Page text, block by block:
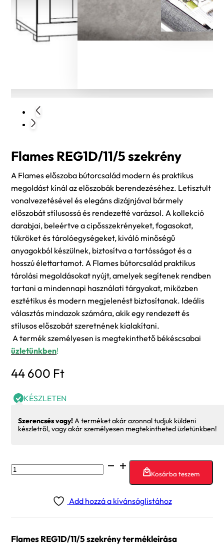
Flames REG1D/11/5 szekrény
A Flames előszoba bútorcsalád modern és praktikus
megoldást kínál az előszobák berendezéséhez. Letisztult
vonalvezetésével és elegáns dizájnjával bármely
előszobát stílusossá és rendezetté varázsol. A kollekció
darabjai, beleértve a cipősszekrényeket, fogasokat,
tükröket és tárolóegységeket, kiváló minőségű
anyagokból készülnek, biztosítva a tartósságot és a
hosszú élettartamot. A Flames bútorcsalád praktikus
tárolási megoldásokat nyújt, amelyek segítenek rendben
tartani a mindennapi használati tárgyakat, miközben
esztétikus és modern megjelenést biztosítanak. Ideális
választás mindazok számára, akik egy rendezett és
stílusos előszobát szeretnének kialakítani.
A termék személyesen is megtekinthető békéscsabai
üzletünkben!
44 600 Ft
KÉSZLETEN
Szerencsés vagy!A terméket akár azonnal tudjuk küldeni
készletről, vagy akár személyesen megtekintheted üzletünkben!
Flames
REG1D/11/5
Kosárba teszem
Add hozzá a kívánságlistához
Flames REG1D/11/5 szekrény termékleírása